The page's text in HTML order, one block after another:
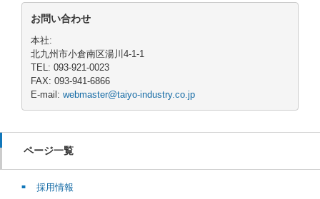
お問い合わせ
本社:
北九州市小倉南区湯川4-1-1
TEL: 093-921-0023
FAX: 093-941-6866
E-mail: webmaster@taiyo-industry.co.jp
ページ一覧
採用情報